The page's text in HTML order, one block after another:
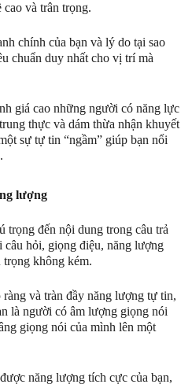
và trân trọng.
chính của bạn và lý do tại sao
chuẩn duy nhất cho vị trí mà
giá cao những người có năng lực
thực và dám thừa nhận khuyết
sự tự tin “ngầm” giúp bạn nổi
lượng
trọng đến nội dung trong câu trả
câu hỏi, giọng điệu, năng lượng
không kém.
và tràn đầy năng lượng tự tin,
là người có âm lượng giọng nói
giọng nói của mình lên một
năng lượng tích cực của bạn,